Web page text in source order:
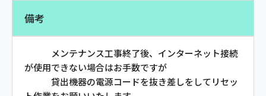
おトクなプラン
パンフレット・チラシ
備考
メンテナンス工事終了後、インターネット接続
が使用できない場合はお手数ですが
貸出機器の電源コードを抜き差しをしてリセッ